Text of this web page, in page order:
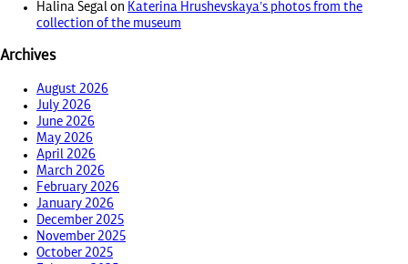
Halina Segal on Katerina Hrushevskaya’s photos from the
collection of the museum
Archives
August 2026
July 2026
June 2026
May 2026
April 2026
March 2026
February 2026
January 2026
December 2025
November 2025
October 2025